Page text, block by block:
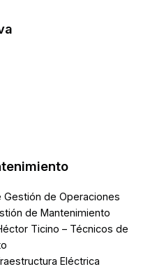
de Operaciones
de Mantenimiento
Ticino – Técnicos de
Eléctrica